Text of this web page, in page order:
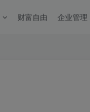
财富自由 企业管理